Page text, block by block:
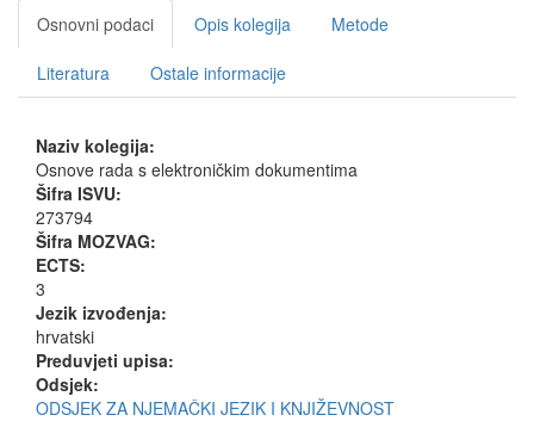
Osnovni podaci Opis kolegija Metode
Literatura Ostale informacije
Naziv kolegija:
Osnove rada s elektroničkim dokumentima
Šifra ISVU:
273794
Šifra MOZVAG:
ECTS:
3
Jezik izvođenja:
hrvatski
Preduvjeti upisa:
Odsjek:
ODSJEK ZA NJEMAČKI JEZIK I KNJIŽEVNOST